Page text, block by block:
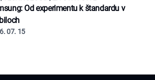
Od experimentu k štandardu v
07. 15